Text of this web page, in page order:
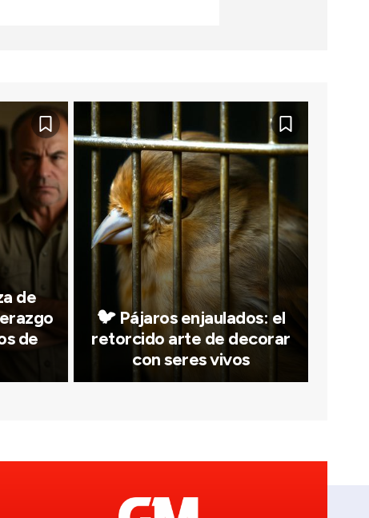
de
de
🐦 Pájaros enjaulados: el
retorcido arte de decorar
con seres vivos